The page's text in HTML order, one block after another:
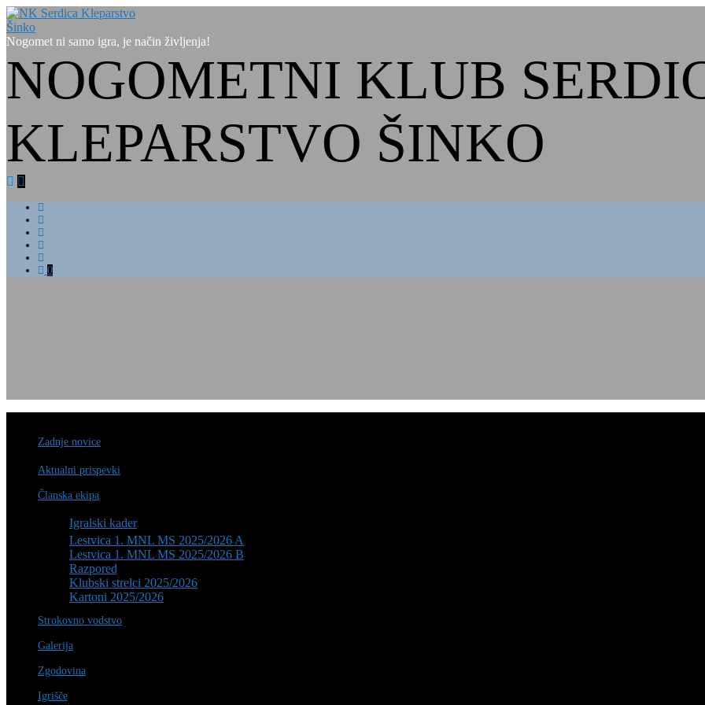
Nogomet ni samo igra, je način življenja!
NOGOMETNI KLUB
KLEPARSTVO ŠINKO
0
Zadnje novice
Aktualni prispevki
Članska ekipa
Igralski kader
Lestvica 1. MNL MS 2025/2026 A
Lestvica 1. MNL MS 2025/2026 B
Razpored
Klubski strelci 2025/2026
Kartoni 2025/2026
Strokovno vodstvo
Galerija
Zgodovina
Igrišče